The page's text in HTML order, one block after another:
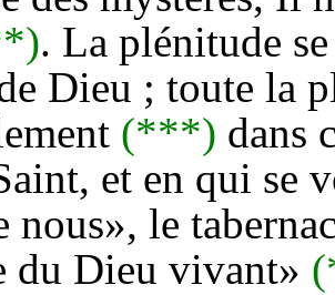
. La plénitude
Dieu ; toute la
(***) dans
et en qui se
nous», le
du Dieu vivant»